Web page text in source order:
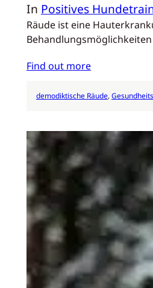
In Positives
Räude ist eine
Find out more
demodiktische Räude,